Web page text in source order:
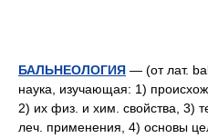
БАЛЬНЕОЛОГИЯ — (от лат.
наука, изучающая: 1)
2) их физ. и хим. свойства, 3)
леч. применения, 4) основы